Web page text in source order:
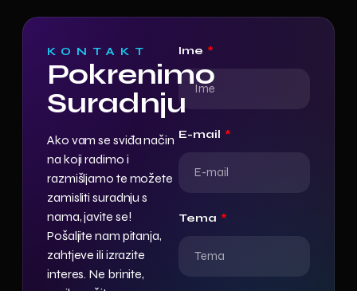
KONTAKT
Pokrenimo
Suradnju
Ako vam se sviđa način
na koji radimo i
razmišljamo te možete
zamisliti suradnju s
nama, javite se!
Pošaljite nam pitanja,
zahtjeve ili izrazite
interes. Ne brinite,
Ime
E-mail
Tema